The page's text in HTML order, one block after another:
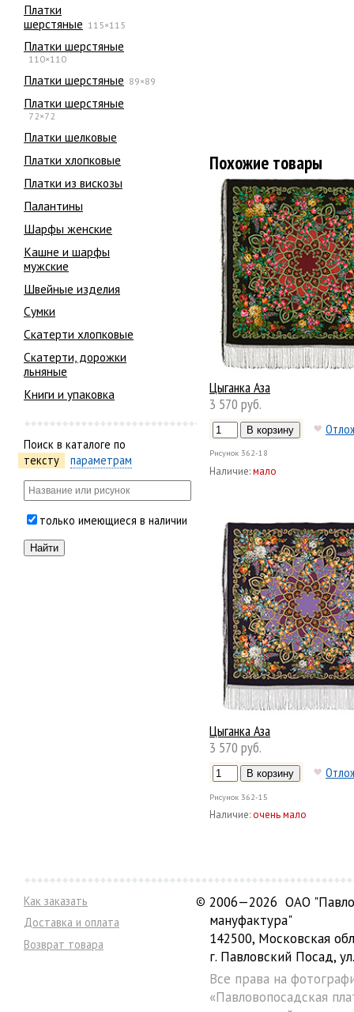
Платки
шерстяные 115×115
Платки шерстяные
110×110
Платки шерстяные 89×89
Платки шерстяные
72×72
Платки шелковые
Платки хлопковые
Платки из вискозы
Палантины
Шарфы женские
Кашне и шарфы
мужские
Швейные изделия
Сумки
Скатерти хлопковые
Скатерти, дорожки
льняные
Книги и упаковка
Поиск в каталоге по
тексту
параметрам
только имеющиеся в наличии
Похожие товары
Цыганка Аза
3 570 руб.
Рисунок 362-18
Наличие:мало
Цыганка Аза
3 570 руб.
Рисунок 362-15
Наличие:очень мало
Как заказать
Доставка и оплата
Возврат товара
© 2006—2026 ОАО
мануфактура"
142500, Московская
г. Павловский Посад,
Все права на
«Павловопосадская